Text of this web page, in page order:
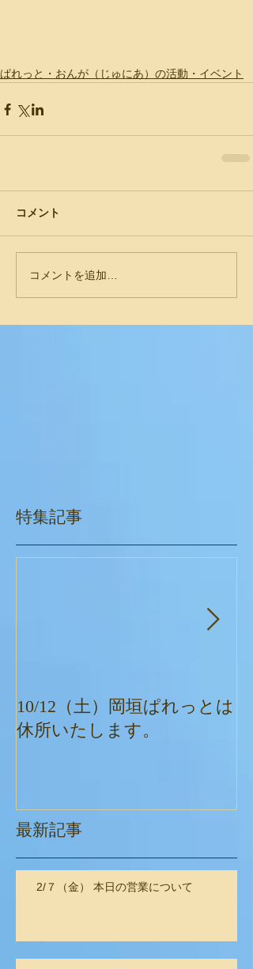
ぱれっと・おんが（じゅにあ）の活動・イベント
コメント
コメントを追加…
特集記事
10/12（土）岡垣ぱれっとは
休所いたします。
最新記事
2/７（金） 本日の営業について